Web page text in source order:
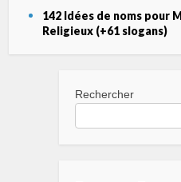
142 Idées de noms pour
Religieux (+61 slogans)
Rechercher